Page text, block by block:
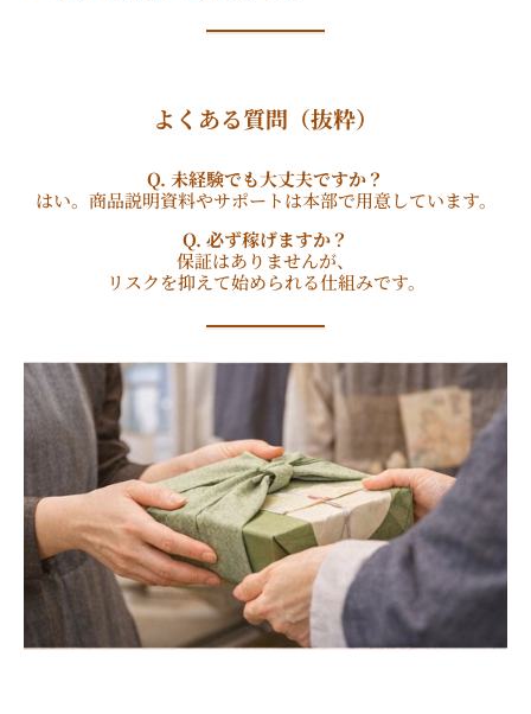
よくある質問（抜粋）
Q. 未経験でも大丈夫ですか？
はい。商品説明資料やサポートは本部で用意しています。
Q. 必ず稼げますか？
保証はありませんが、
リスクを抑えて始められる仕組みです。